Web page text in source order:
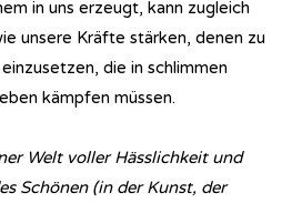
in uns erzeugt, kann zugleich
unsere Kräfte stärken, denen zu
die in schlimmen
kämpfen müssen.
Welt voller Hässlichkeit und
Schönen (in der Kunst, der